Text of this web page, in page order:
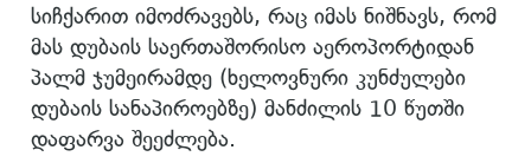
სიჩქარით იმოძრავებს, რაც იმას ნიშნავს, რომ
მას დუბაის საერთაშორისო აეროპორტიდან
პალმ ჯუმეირამდე (ხელოვნური კუნძულები
დუბაის სანაპიროებზე) მანძილის 10 წუთში
დაფარვა შეეძლება.